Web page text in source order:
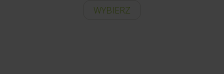
WYBIERZ